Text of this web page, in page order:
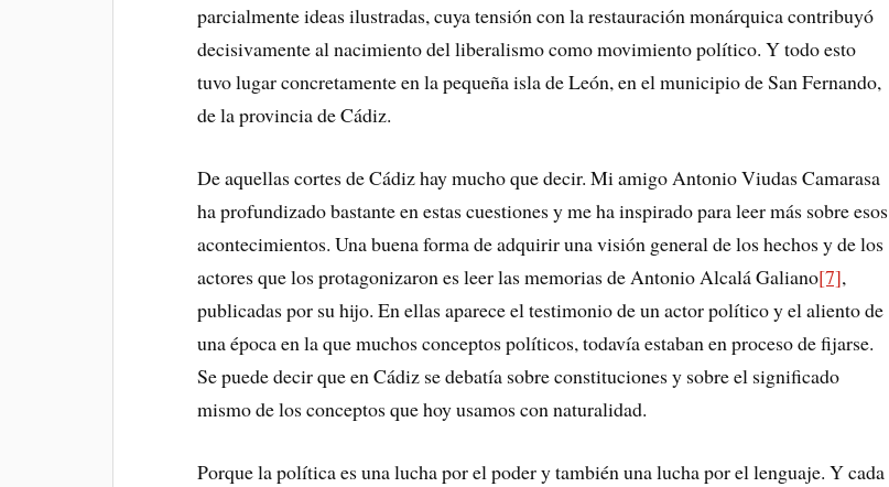
parcialmente ideas ilustradas, cuya tensión con la restauración monárquica contribuyó
decisivamente al nacimiento del liberalismo como movimiento político. Y todo esto
tuvo lugar concretamente en la pequeña isla de León, en el municipio de San Fernando,
de la provincia de Cádiz.
De aquellas cortes de Cádiz hay mucho que decir. Mi amigo Antonio Viudas Camarasa
ha profundizado bastante en estas cuestiones y me ha inspirado para leer más sobre esos
acontecimientos. Una buena forma de adquirir una visión general de los hechos y de los
actores que los protagonizaron es leer las memorias de Antonio Alcalá Galiano[7],
publicadas por su hijo. En ellas aparece el testimonio de un actor político y el aliento de
una época en la que muchos conceptos políticos, todavía estaban en proceso de fijarse.
Se puede decir que en Cádiz se debatía sobre constituciones y sobre el significado
mismo de los conceptos que hoy usamos con naturalidad.
Porque la política es una lucha por el poder y también una lucha por el lenguaje. Y cada